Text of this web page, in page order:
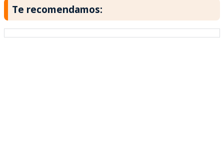
Te recomendamos: